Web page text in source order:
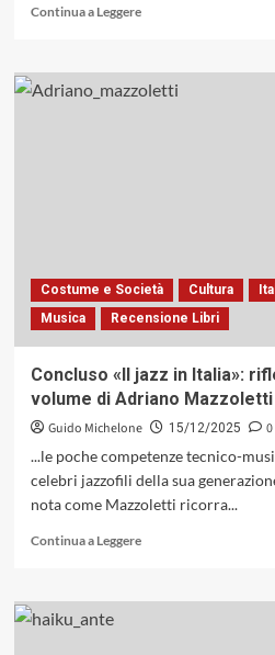
Continua a LeggereLeggi
su
Il
d’Arte,
Vissi
d’Amore»,
(TR),
attraverso
il
di
Francesco
Cataldo
e
Costume e Società Cultura
Musica
Recensione Libri
Concluso «Il jazz in Italia»:
volume di Adriano Mazzoletti
Guido Michelone 15/12/2025
0
...le poche competenze tecnico-
celebri jazzofili della sua
nota come Mazzoletti ricorra...
Continua a LeggereLeggi
su